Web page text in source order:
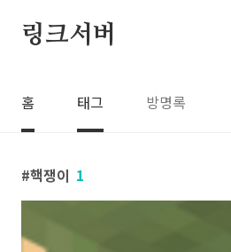
링크서버
홈 태그 방명록
핵쟁이 1